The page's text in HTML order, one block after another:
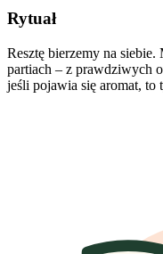
Rytuał
Resztę bierzemy na
partiach – z prawdziwych
jeśli pojawia się aromat, to